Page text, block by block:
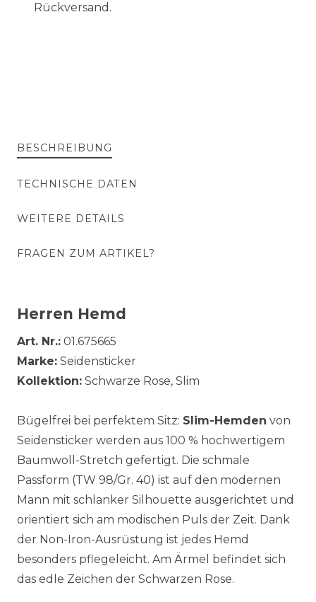
Rückversand.
BESCHREIBUNG
TECHNISCHE DATEN
WEITERE DETAILS
FRAGEN ZUM ARTIKEL?
Herren Hemd
Art. Nr.: 01.675665
Marke: Seidensticker
Kollektion: Schwarze Rose, Slim
Bügelfrei bei perfektem Sitz: Slim-Hemden von
Seidensticker werden aus 100 % hochwertigem
Baumwoll-Stretch gefertigt. Die schmale
Passform (TW 98/Gr. 40) ist auf den modernen
Mann mit schlanker Silhouette ausgerichtet und
orientiert sich am modischen Puls der Zeit. Dank
der Non-Iron-Ausrüstung ist jedes Hemd
besonders pflegeleicht. Am Ärmel befindet sich
das edle Zeichen der Schwarzen Rose.